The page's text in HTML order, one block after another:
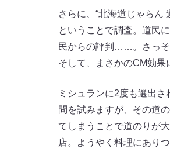
さらに、“北海道じゃらん
ということで調査。道民
民からの評判……。さっ
そして、まさかのCM効果
ミシュランに2度も選出
問を試みますが、その道
てしまうことで道のりが
店。ようやく料理にあり